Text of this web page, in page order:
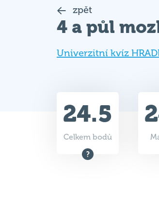
zpět
4 a půl
Univerzitní kvíz
24.5
Celkem bodů